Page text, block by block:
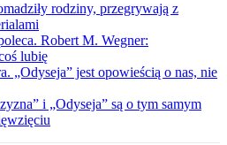
rodziny, przegrywają z
Robert M. Wegner:
lubię
„Odyseja” jest opowieścią o nas, nie
i „Odyseja” są o tym samym